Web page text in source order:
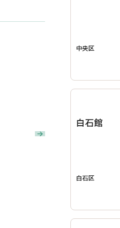
中央区
白石館
白石区